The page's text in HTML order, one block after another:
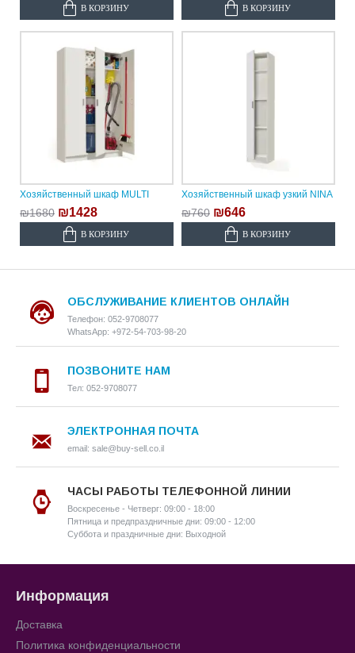
В КОРЗИНУ В КОРЗИНУ
Хозяйственный шкаф MULTI
₪1680 ₪1428
В КОРЗИНУ
Хозяйственный шкаф узкий NINA
₪760 ₪646
В КОРЗИНУ
ОБСЛУЖИВАНИЕ КЛИЕНТОВ ОНЛАЙН
Телефон: 052-9708077
WhatsApp: +972-54-703-98-20
ПОЗВОНИТЕ НАМ
Тел: 052-9708077
ЭЛЕКТРОННАЯ ПОЧТА
email: sale@buy-sell.co.il
ЧАСЫ РАБОТЫ ТЕЛЕФОННОЙ ЛИНИИ
Воскресенье - Четверг: 09:00 - 18:00
Пятница и предпраздничные дни: 09:00 - 12:00
Суббота и праздничные дни: Выходной
Информация
Доставка
Политика конфиденциальности